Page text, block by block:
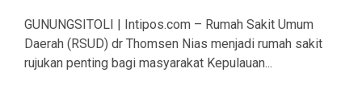
GUNUNGSITOLI | Intipos.com – Rumah Sakit Umum
Daerah (RSUD) dr Thomsen Nias menjadi rumah sakit
rujukan penting bagi masyarakat Kepulauan...